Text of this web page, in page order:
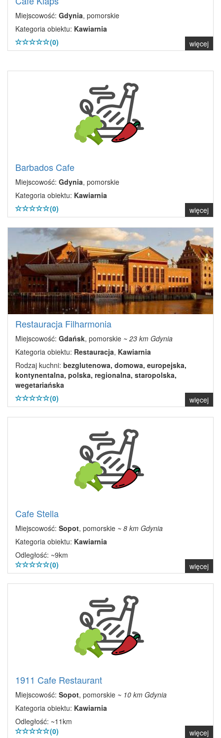
Miejscowość: Gdynia, pomorskie
Kategoria obiektu: Kawiarnia
(0)
więcej
Barbados Cafe
Miejscowość: Gdynia, pomorskie
Kategoria obiektu: Kawiarnia
(0)
więcej
Restauracja Filharmonia
Miejscowość: Gdańsk, pomorskie ~ 23 km Gdynia
Kategoria obiektu: Restauracja, Kawiarnia
Rodzaj kuchni: bezglutenowa, domowa, europejska,
kontynentalna, polska, regionalna, staropolska,
wegetariańska
(0)
więcej
Cafe Stella
Miejscowość: Sopot, pomorskie ~ 8 km Gdynia
Kategoria obiektu: Kawiarnia
Odległość: ~9km
(0)
więcej
1911 Cafe Restaurant
Miejscowość: Sopot, pomorskie ~ 10 km Gdynia
Kategoria obiektu: Kawiarnia
Odległość: ~11km
(0)
więcej